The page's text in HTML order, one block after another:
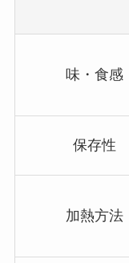
味・食感
保存性
加熱方法